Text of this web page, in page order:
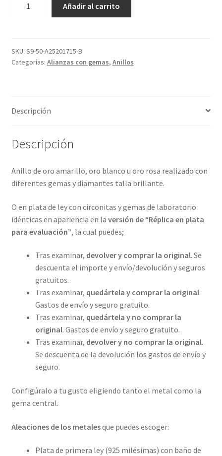
y
con
ref-
25201715
Añadir al carrito
SKU: S9-50-A25201715-B
Categorías: Alianzas con gemas, Anillos
Descripción
Descripción
Anillo de oro amarillo, oro blanco u oro rosa realizado con
diferentes gemas y diamantes talla brillante.
O en plata de ley con circonitas y gemas de laboratorio
idénticas en apariencia en la versión de “Réplica en plata
para evaluación”, la cual puedes;
Tras examinar, devolver y comprar la original. Se
descuenta el importe y envío/devolución y seguros
gratuitos.
Tras examinar, quedártela y comprar la original.
Gastos de envío y seguro gratuito.
Tras examinar, quedártela y no comprar la
original. Gastos de envío y seguro gratuito.
Tras examinar, devolver y no comprar la original.
Se descuenta de la devolución los gastos de envío y
seguro.
Configúralo a tu gusto eligiendo tanto el metal como la
gema central.
Aleaciones de los metalesque puedes escoger:
Plata de primera ley (925 milésimas) con baño de